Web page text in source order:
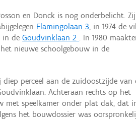
en Donck is nog onderbelicht. Zij
Flamingolaan 3, in 1974 de
in deGoudvinklaan 2. In 1980
nieuwe schoolgebouw in de
perceel aan de zuidoostzijde van
Achteraan rechts op het
met speelkamer onder plat dak, dat
het bouwdossier was